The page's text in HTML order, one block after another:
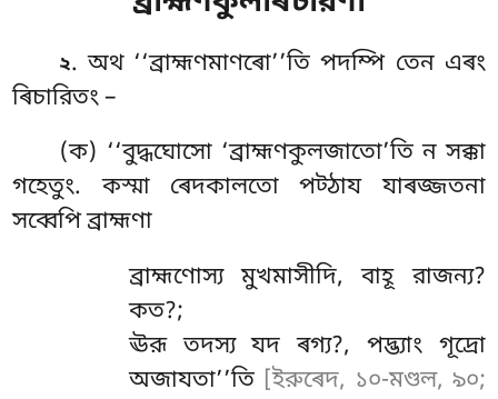
২. অথ ‘‘ব্রাহ্মণমাণৰো’’তি পদম্পি তেন এৰং
ৰিচারিতং –
(ক) ‘‘বুদ্ধঘোসো ‘ব্রাহ্মণকুলজাতো’তি ন সক্কা
গহেতুং. কস্মা ৰেদকালতো পট্ঠায যাৰজ্জতনা
সব্বেপি ব্রাহ্মণা
ব্রাহ্মণোস্য মুখমাসীদি, বাহূ রাজন্য?
কত?;
ঊরূ তদস্য যদ ৰগ্য?, পদ্ভ্যাং গূদ্রো
অজাযতা’’তি [ইরুৰেদ, ১০-মণ্ডল, ৯০;